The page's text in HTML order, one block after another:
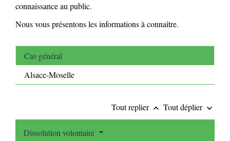
connaissance au public.
Nous vous présentons les informations à connaître.
Cas général
Alsace-Moselle
Tout replier keyboard_arrow_up Tout déplier keyboard_arrow_down
Dissolution volontaire